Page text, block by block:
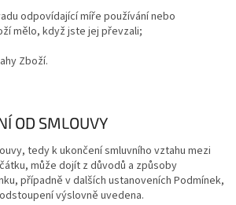
odpovídající míře používání nebo
mělo, když jste jej převzali;
Zboží.
OD SMLOUVY
tedy k ukončení smluvního vztahu mezi
může dojít z důvodů a způsoby
případně v dalších ustanoveních Podmínek,
výslovně uvedena.